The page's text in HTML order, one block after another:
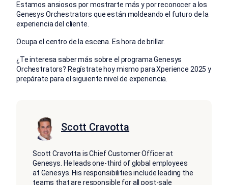
Estamos ansiosos por mostrarte más y por reconocer a los
Genesys Orchestrators que están moldeando el futuro de la
experiencia del cliente.
Ocupa el centro de la escena. Es hora de brillar.
¿Te interesa saber más sobre el programa Genesys
Orchestrators? Regístrate hoy mismo para Xperience 2025 y
prepárate para el siguiente nivel de experiencia.
Scott Cravotta
Scott Cravotta is Chief Customer Officer at
Genesys. He leads one-third of global employees
at Genesys. His responsibilities include leading the
teams that are responsible for all post-sale